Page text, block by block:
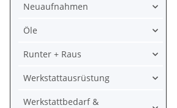
Neuaufnahmen
Öle
Runter + Raus
Werkstattausrüstung
Werkstattbedarf &